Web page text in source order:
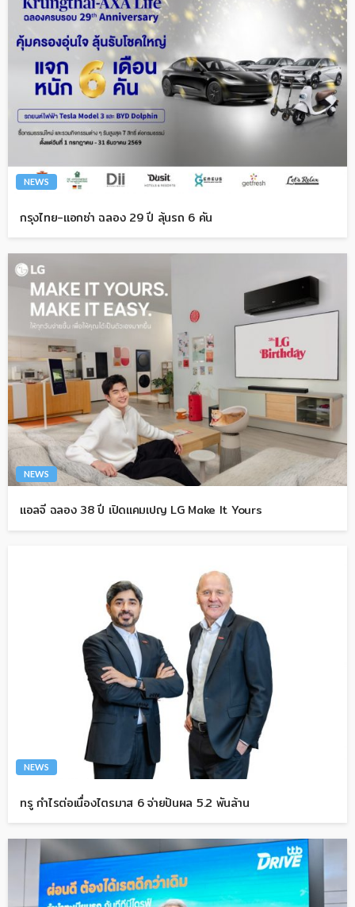
NEWS
กรุงไทย-แอกซ่า ฉลอง 29 ปี ลุ้นรถ 6 คัน
NEWS
แอลจี ฉลอง 38 ปี เปิดแคมเปญ LG Make It Yours
NEWS
ทรู กำไรต่อเนื่องไตรมาส 6 จ่ายปันผล 5.2 พันล้าน